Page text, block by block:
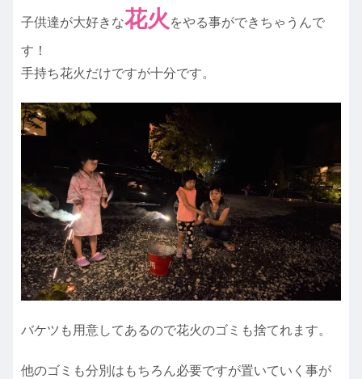
子供達が大好きな花火 をやる事ができちゃうんで
す！
手持ち花火だけですが十分です。
バケツも用意してあるので花火のゴミも捨てれます。
他のゴミも分別はもちろん必要ですが置いていく事が